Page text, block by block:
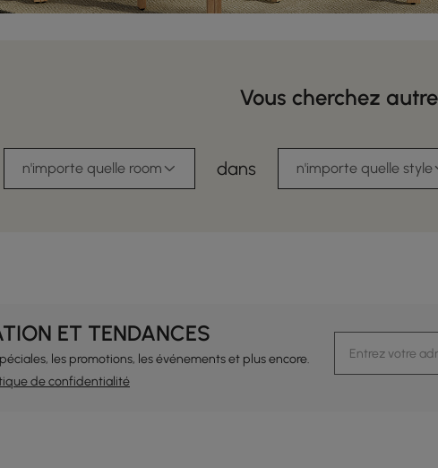
Vous cherchez
n'importe quelle room dans n'importe quelle style
ET TENDANCES
les promotions, les événements et plus encore.
de confidentialité